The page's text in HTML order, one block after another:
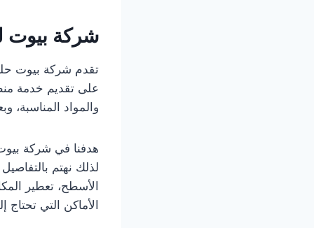
شركة بيوت
تقدم شركة بيوت
على تقديم خدمة
والمواد المناسبة،
هدفنا في شركة
لذلك نهتم
الأسطح، تعطير
الأماكن التي تحتاج